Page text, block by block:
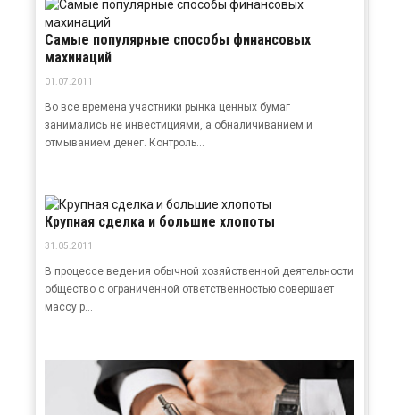
Самые популярные способы финансовых
махинаций
01.07.2011 |
Во все времена участники рынка ценных бумаг
занимались не инвестициями, а обналичиванием и
отмыванием денег. Контроль...
Крупная сделка и большие хлопоты
31.05.2011 |
В процессе ведения обычной хозяйственной деятельности
общество с ограниченной ответственностью совершает
массу р...